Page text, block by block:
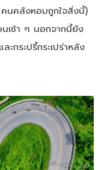
นคลังหอมถูกใจสิ่งนี้)
เช้า ๆ นอกจากนี้ยัง
กระปรี้กระเปร่าหลัง